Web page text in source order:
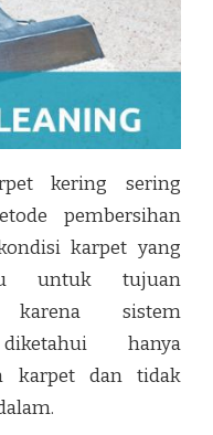
kering sering
pembersihan
karpet yang
untuk tujuan
karena sistem
hanya
karpet dan tidak